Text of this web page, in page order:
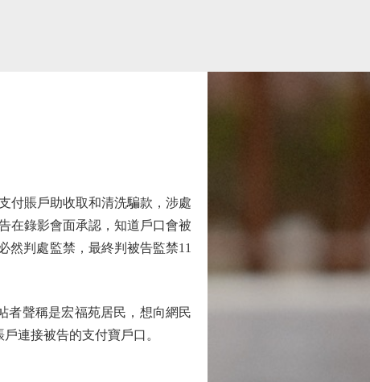
賬戶助收取和清洗騙款，涉處
在錄影會面承認，知道戶口會被
然判處監禁，最終判被告監禁11
聲稱是宏福苑居民，想向網民
連接被告的支付寶戶口。